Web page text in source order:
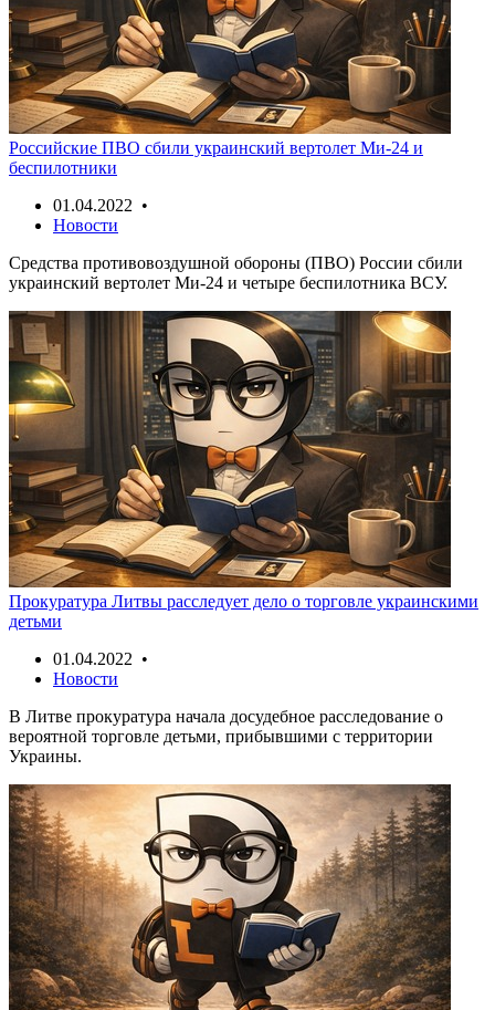
Российские ПВО сбили украинский вертолет Ми-24 и
беспилотники
01.04.2022 •
Новости
Средства противовоздушной обороны (ПВО) России сбили
украинский вертолет Ми-24 и четыре беспилотника ВСУ.
Прокуратура Литвы расследует дело о торговле украинскими
детьми
01.04.2022 •
Новости
В Литве прокуратура начала досудебное расследование о
вероятной торговле детьми, прибывшими с территории
Украины.